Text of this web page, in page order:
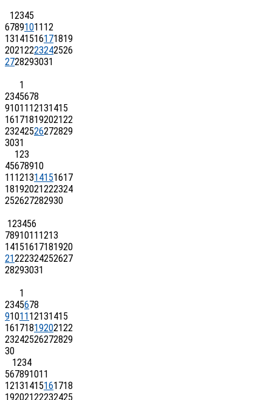
12345
67891011 12
13141516171819
20212223242526
2728293031
1
2345678
91011 12131415
16171819202122
23242526272829
3031
123
45678910
11 121314151617
18192021222324
252627282930
123456
7891011 1213
14151617181920
21222324252627
28293031
1
2345678
91011 12131415
16171819202122
23242526272829
30
1234
567891011
12131415161718
19202122232425